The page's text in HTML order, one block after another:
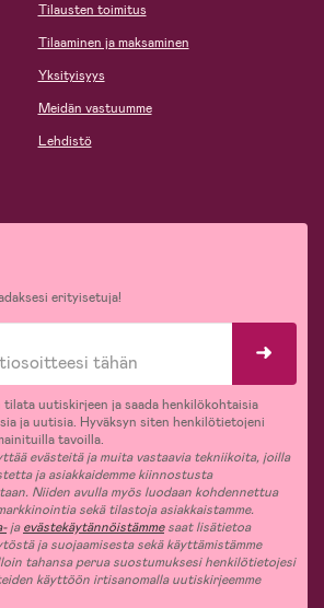
Tilausten toimitus
Tilaaminen ja maksaminen
Yksityisyys
Meidän vastuumme
Lehdistö
erityisetuja!
tilata uutiskirjeen ja saada henkilökohtaisia
ja uutisia. Hyväksyn siten henkilötietojeni
tavoilla.
evästeitä ja muita vastaavia tekniikoita, joilla
ja asiakkaidemme kiinnostusta
Niiden avulla myös luodaan kohdennettua
sekä tilastoja asiakkaistamme.
jaevästekäytännöistämmesaat lisätietoa
ja suojaamisesta sekä käyttämistämme
tahansa perua suostumuksesi henkilötietojesi
käyttöön irtisanomalla uutiskirjeemme